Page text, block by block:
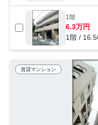
1階
6.3万円
1階 /
賃貸マンション